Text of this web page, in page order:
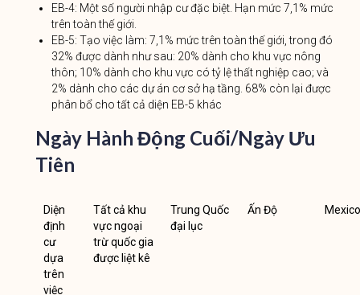
EB-4: Một số người nhập cư đặc biệt. Hạn mức 7,1% mức
trên toàn thế giới.
EB-5: Tạo việc làm: 7,1% mức trên toàn thế giới, trong đó
32% được dành như sau: 20% dành cho khu vực nông
thôn; 10% dành cho khu vực có tỷ lệ thất nghiệp cao; và
2% dành cho các dự án cơ sở hạ tầng. 68% còn lại được
phân bổ cho tất cả diện EB-5 khác
Ngày Hành Động Cuối/Ngày Ưu
Tiên
Diện
định
cư
dựa
trên
việc
Tất cả khu
vực ngoại
trừ quốc gia
được liệt kê
Trung Quốc
đại lục
Ấn Độ Mexico